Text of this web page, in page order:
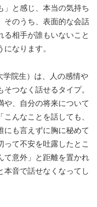
」と感じ、本当の気持ち
そのうち、表面的な会話
る相手が誰もいないこと
なります。
学院生）は、人の感情や
つなく話せるタイプ。
や、自分の将来について
んなことを話しても、
にも言えずに胸に秘めて
って不安を吐露したとこ
て意外」と距離を置かれ
本音で話せなくなってし